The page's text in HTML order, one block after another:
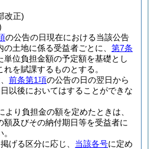
改正)
の公告の日現在における当該公告
土地に係る受益者ごとに、 第7条
単位負担金額の予定額を基礎とし
を賦課するものとする。
前条第1項の公告の日の翌日から
以後においてはすることができな
より負担金の額を定めたときは、
額及びその納付期日等を受益者に
げる区分に応じ、 当該各号に定め